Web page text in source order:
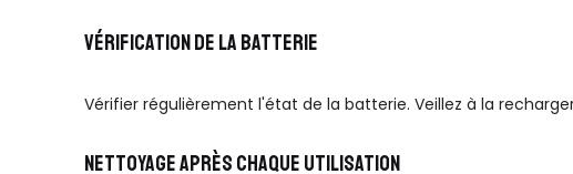
VÉRIFICATION DE LA BATTERIE
Vérifier régulièrement l'état de la batterie. Veillez à la
NETTOYAGE APRÈS CHAQUE UTILISATION